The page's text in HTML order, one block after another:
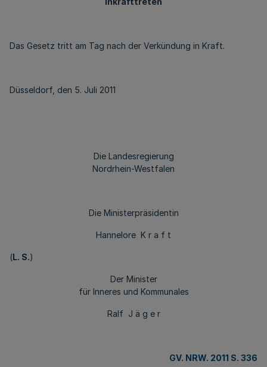
Das Gesetz tritt am Tag nach der Verkündung in Kraft.
Düsseldorf, den 5. Juli 2011
Die Landesregierung
Nordrhein-Westfalen
Die Ministerpräsidentin
Hannelore K r a f t
(L. S.)
Der Minister
für Inneres und Kommunales
Ralf J ä g e r
GV. NRW. 2011 S. 336